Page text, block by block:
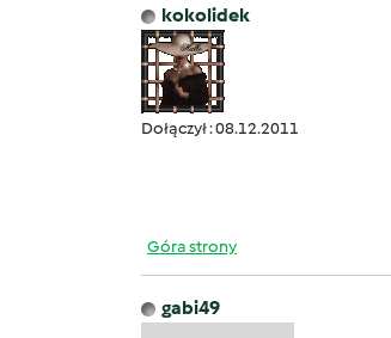
kokolidek
Dołączył : 08.12.2011
Góra strony
gabi49